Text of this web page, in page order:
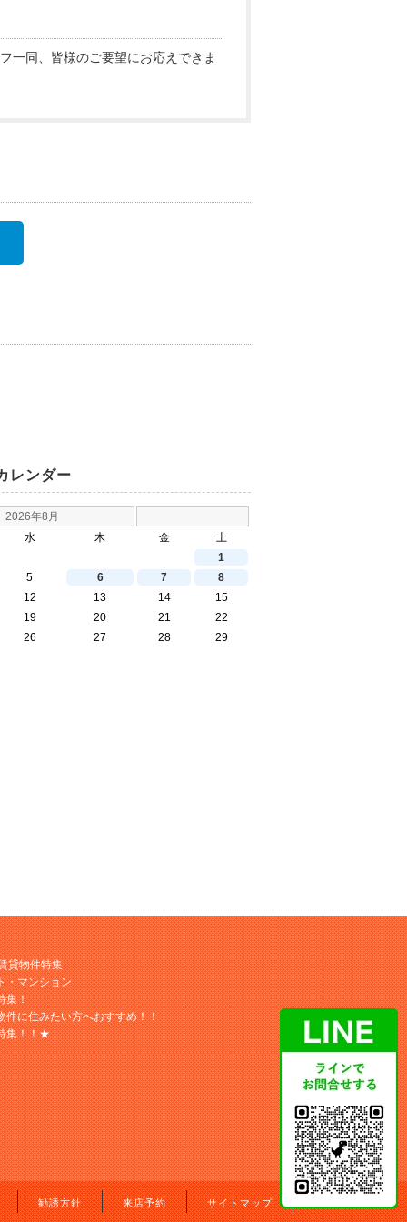
一同、皆様のご要望にお応えできま
レンダー
2026年8月
水 木 金
土
1
5 6 7
8
12 13 14
15
19 20 21
22
26 27 28
29
貸物件特集
・マンション
集！
件に住みたい方へおすすめ！！
集！！★
勧誘方針 来店予約 サイトマップ